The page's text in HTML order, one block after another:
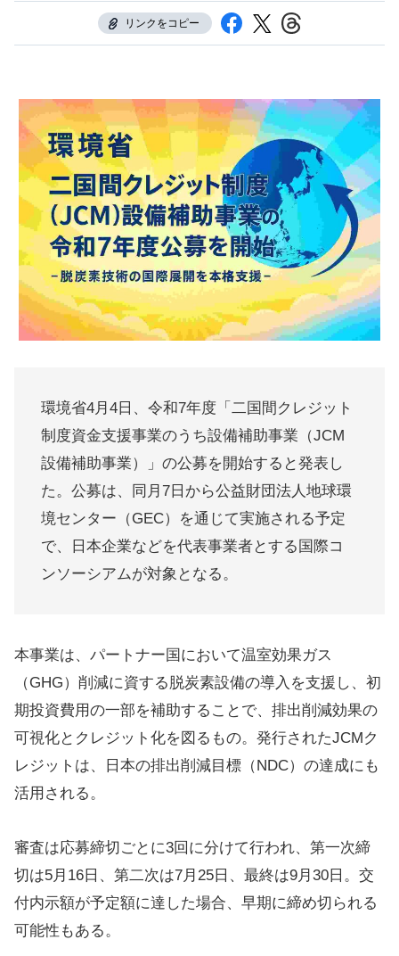
リンクをコピー
環境省4月4日、令和7年度「二国間クレジット
制度資金支援事業のうち設備補助事業（JCM
設備補助事業）」の公募を開始すると発表し
た。公募は、同月7日から公益財団法人地球環
境センター（GEC）を通じて実施される予定
で、日本企業などを代表事業者とする国際コ
ンソーシアムが対象となる。
本事業は、パートナー国において温室効果ガス
（GHG）削減に資する脱炭素設備の導入を支援し、初
期投資費用の一部を補助することで、排出削減効果の
可視化とクレジット化を図るもの。発行されたJCMク
レジットは、日本の排出削減目標（NDC）の達成にも
活用される。
審査は応募締切ごとに3回に分けて行われ、第一次締
切は5月16日、第二次は7月25日、最終は9月30日。交
付内示額が予定額に達した場合、早期に締め切られる
可能性もある。